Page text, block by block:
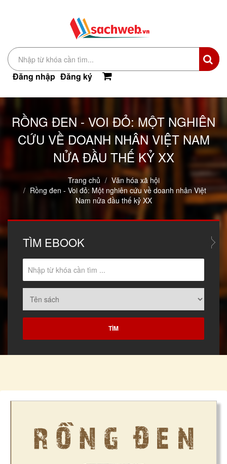
Đăng nhập Đăng ký
RỒNG ĐEN - VOI ĐỎ: MỘT NGHIÊN
CỨU VỀ DOANH NHÂN VIỆT NAM
NỬA ĐẦU THẾ KỶ XX
Trang chủ
Văn hóa xã hội
Rồng đen - Voi đỏ: Một nghiên cứu về doanh nhân Việt
Nam nửa đầu thế kỷ XX
TÌM EBOOK